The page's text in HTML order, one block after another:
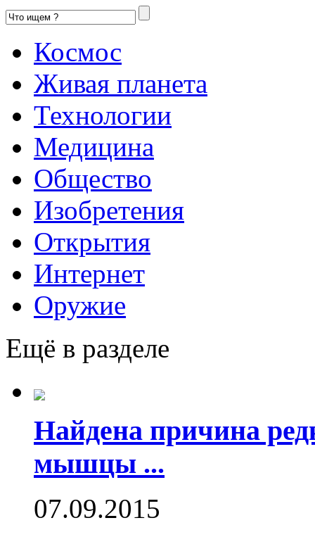
Космос
Живая планета
Технологии
Медицина
Общество
Изобретения
Открытия
Интернет
Оружие
Ещё в разделе
Найдена причина
мышцы ...
07.09.2015